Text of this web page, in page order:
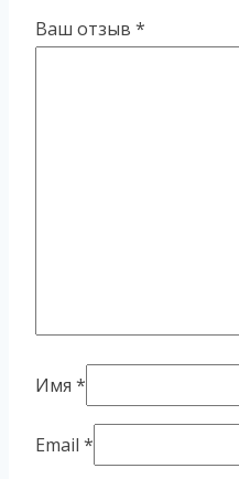
Ваш отзыв *
Имя *
Email *